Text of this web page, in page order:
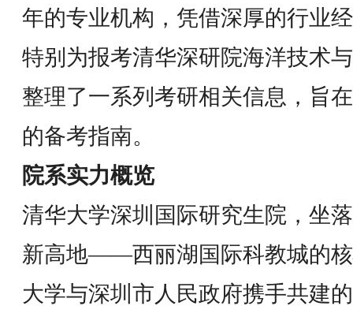
年的专业机构，凭借深厚的行业
特别为报考清华深研院海洋技术
整理了一系列考研相关信息，旨
的备考指南。
院系实力概览
清华大学深圳国际研究生院，坐
新高地——西丽湖国际科教城的
大学与深圳市人民政府携手共建